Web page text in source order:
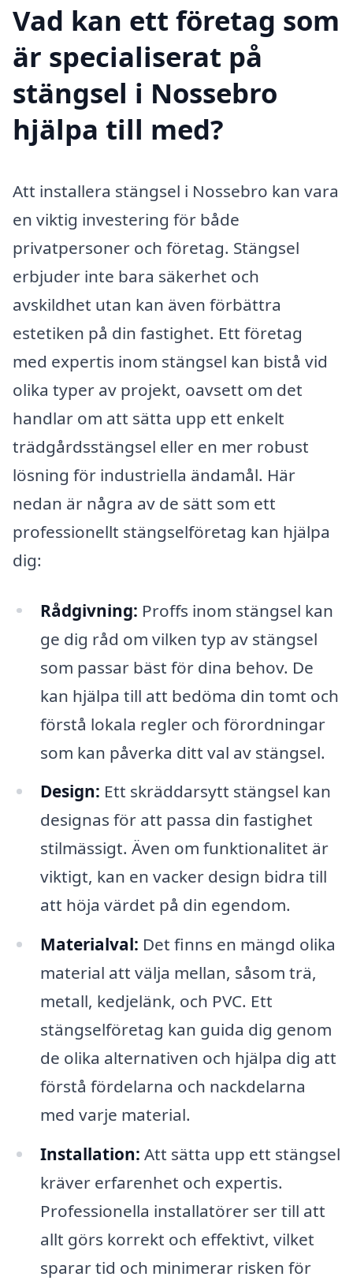
Vad kan ett företag som
är specialiserat på
stängsel i Nossebro
hjälpa till med?
Att installera stängsel i Nossebro kan vara
en viktig investering för både
privatpersoner och företag. Stängsel
erbjuder inte bara säkerhet och
avskildhet utan kan även förbättra
estetiken på din fastighet. Ett företag
med expertis inom stängsel kan bistå vid
olika typer av projekt, oavsett om det
handlar om att sätta upp ett enkelt
trädgårdsstängsel eller en mer robust
lösning för industriella ändamål. Här
nedan är några av de sätt som ett
professionellt stängselföretag kan hjälpa
dig:
Rådgivning: Proffs inom stängsel kan
ge dig råd om vilken typ av stängsel
som passar bäst för dina behov. De
kan hjälpa till att bedöma din tomt och
förstå lokala regler och förordningar
som kan påverka ditt val av stängsel.
Design: Ett skräddarsytt stängsel kan
designas för att passa din fastighet
stilmässigt. Även om funktionalitet är
viktigt, kan en vacker design bidra till
att höja värdet på din egendom.
Materialval: Det finns en mängd olika
material att välja mellan, såsom trä,
metall, kedjelänk, och PVC. Ett
stängselföretag kan guida dig genom
de olika alternativen och hjälpa dig att
förstå fördelarna och nackdelarna
med varje material.
Installation: Att sätta upp ett stängsel
kräver erfarenhet och expertis.
Professionella installatörer ser till att
allt görs korrekt och effektivt, vilket
sparar tid och minimerar risken för